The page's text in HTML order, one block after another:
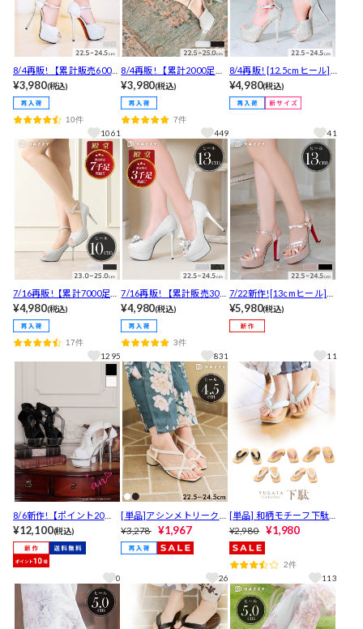
8/4再販! 【累計販売6000
足販売！】「安いのに高
見えする」と高評価 [14c
mヒール]グリッターラメ
ストームアンクルストラ
ップキャバヒールパンプ
ス
¥3,980(税込)
10件
1061
8/4再販! 【累計2000足販
売】シャイニーラメバッ
クリボンオープントゥキ
ャバヒールパンプス[12c
mヒール][dazzyオリジナ
ル]
¥3,980(税込)
7件
449
8/4再販! [12.5cmヒール]
リボンが映える！バック
リボングリッターストラ
ップキャバヒールパンプ
¥4,980(税込)
41
7/16再販!【累計7000足販
売・安定ヒール】「安定
感抜群です」と高評価![1
0cm]ラメグリッターxメ
タリックオープントゥキ
ャバヒールパンプス
¥4,980(税込)
17件
1295
7/16再販! 【累計販売300
0足以上】[13cmヒール]大
粒ビジューパール付シル
バーラメキャバヒールパ
ンプス[dazzyオリジナル]
¥4,980(税込)
3件
831
7/22新作![13cmヒール]ラ
グジュアリーなキラキラ
感♪ビジューラインリボ
ンストラップキャバヒー
¥5,980(税込)
11
8/6新作!【ポイント20
倍】[an]グリッターラメ
リボンキャバヒールサン
ダル[AOC-SH059]
¥12,100(税込)
0
[単品]アシンメトリークロ
スラインキャバヒールサ
ンダル【YUKATA by dazz
y 2025】
¥3,278 ¥1,967
26
[単品] 和柄モチーフ下駄
【YUKATA by dazzy 202
5】
¥2,980 ¥1,980
2件
113